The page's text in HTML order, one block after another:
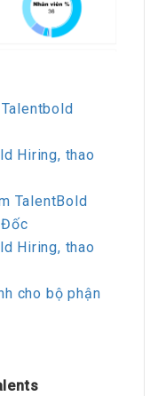
Hiring, thao
TalentBold
Đốc
Hiring, thao
cho bộ phận